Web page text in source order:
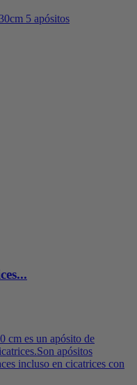
cm es un apósito de
apósitos
incluso en cicatrices con